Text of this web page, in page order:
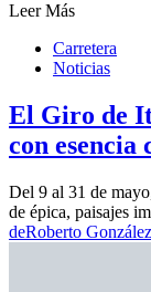
Leer Más
Carretera
Noticias
El Giro de
con esencia
Del 9 al 31 de
de épica, paisajes
deRoberto González